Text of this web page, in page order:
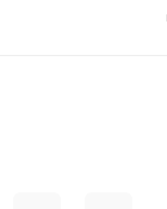
을 발표했지만 한국
는 저녁식사 후에’
스터리를 쓰고자 심